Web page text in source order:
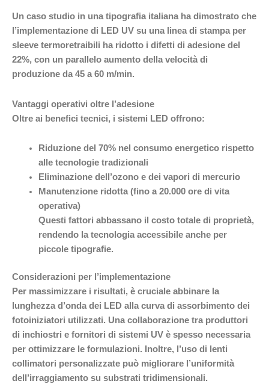
Un caso studio in una tipografia italiana ha dimostrato che
l’implementazione di LED UV su una linea di stampa per
sleeve termoretraibili ha ridotto i difetti di adesione del
22%, con un parallelo aumento della velocità di
produzione da 45 a 60 m/min.
Vantaggi operativi oltre l’adesione
Oltre ai benefici tecnici, i sistemi LED offrono:
Riduzione del 70% nel consumo energetico rispetto
alle tecnologie tradizionali
Eliminazione dell’ozono e dei vapori di mercurio
Manutenzione ridotta (fino a 20.000 ore di vita
operativa)
Questi fattori abbassano il costo totale di proprietà,
rendendo la tecnologia accessibile anche per
piccole tipografie.
Considerazioni per l’implementazione
Per massimizzare i risultati, è cruciale abbinare la
lunghezza d’onda dei LED alla curva di assorbimento dei
fotoiniziatori utilizzati. Una collaborazione tra produttori
di inchiostri e fornitori di sistemi UV è spesso necessaria
per ottimizzare le formulazioni. Inoltre, l’uso di lenti
collimatori personalizzate può migliorare l’uniformità
dell’irraggiamento su substrati tridimensionali.